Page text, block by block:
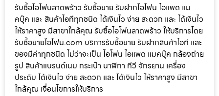
รับซื้อไอโฟนลาดพร้าว รับซื้อขาย รับฝากไอโฟน ไอแพด แม
คบุ๊ค และ สินค้าไอทีทุกชนิด ได้เงินไว ง่าย สะดวก และ ได้เงินไว
ให้ราคาสูง มีสาขาใกล้คุณ รับซื้อไอโฟนลาดพร้าว ให้บริการโดย
รับซื้อขายไอโฟน.com บริการรับซื้อขาย รับฝากสินค้าไอที และ
ของมีค่าทุกชนิด ไม่ว่าจะเป็น ไอโฟน ไอแพด แมคบุ๊ค กล้องถ่าย
รูป สินค้าแบรนด์เนม กระเป๋า นาฬิกา ทีวี จักรยาน เครื่อง
ประดับ ได้เงินไว ง่าย สะดวก และ ได้เงินไว ให้ราคาสูง มีสาขา
ใกล้คุณ เงื่อนไขการให้บริการ